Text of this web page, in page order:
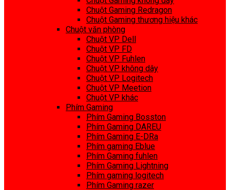
Chuột Gaming Redragon
Chuột Gaming thương hiệu khác
Chuột văn phòng
Chuột VP Dell
Chuột VP FD
Chuột VP Fuhlen
Chuột VP không dây
Chuột VP Logitech
Chuột VP Meetion
Chuột VP khác
Phím Gaming
Phím Gaming Bosston
Phím Gaming DAREU
Phím Gaming E-DRa
Phím gaming Eblue
Phím Gaming fuhlen
Phím Gaming Lightning
Phím gaming logitech
Phím Gaming razer